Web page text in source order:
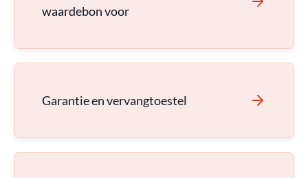
waardebon voor
Garantie en vervangtoestel